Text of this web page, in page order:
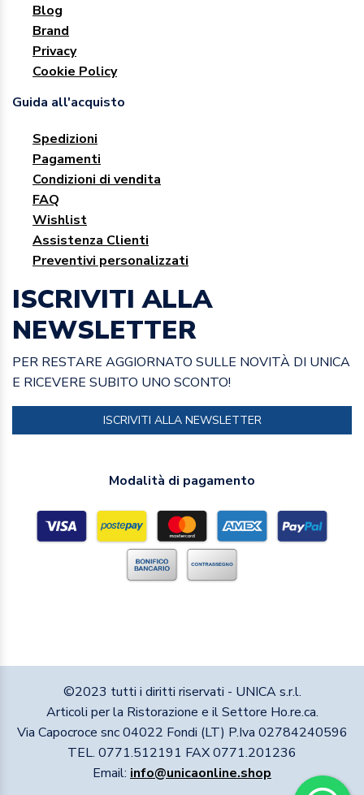
Blog
Brand
Privacy
Cookie Policy
Guida all'acquisto
Spedizioni
Pagamenti
Condizioni di vendita
FAQ
Wishlist
Assistenza Clienti
Preventivi personalizzati
ISCRIVITI ALLA
NEWSLETTER
PER RESTARE AGGIORNATO SULLE NOVITÀ DI UNICA
E RICEVERE SUBITO UNO SCONTO!
ISCRIVITI ALLA NEWSLETTER
Modalità di pagamento
©2023 tutti i diritti riservati - UNICA s.r.l.
Articoli per la Ristorazione e il Settore Ho.re.ca.
Via Capocroce snc 04022 Fondi (LT) P.Iva 02784240596
TEL. 0771.512191 FAX 0771.201236
Email: info@unicaonline.shop